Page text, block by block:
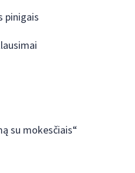
pinigais
su mokesčiais“